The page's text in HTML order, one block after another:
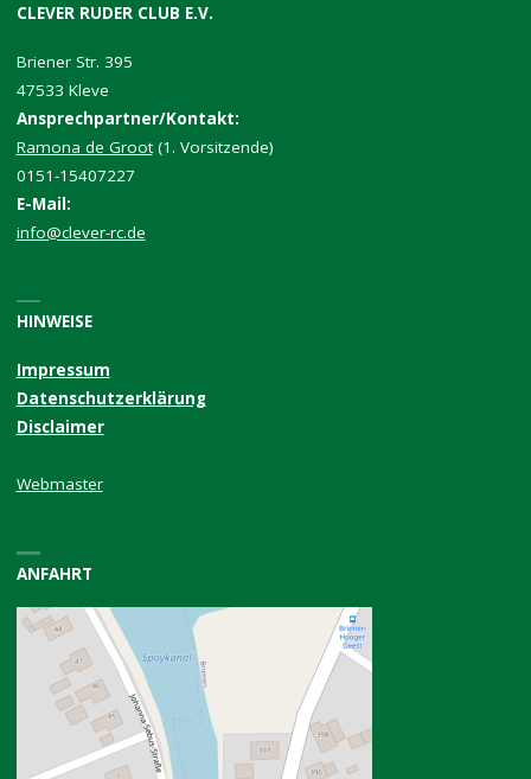
CLEVER RUDER CLUB E.V.
Briener Str. 395
47533 Kleve
Ansprechpartner/Kontakt:
Ramona de Groot(1. Vorsitzende)
0151-15407227
E-Mail:
info@clever-rc.de
HINWEISE
Impressum
Datenschutzerklärung
Disclaimer
Webmaster
ANFAHRT